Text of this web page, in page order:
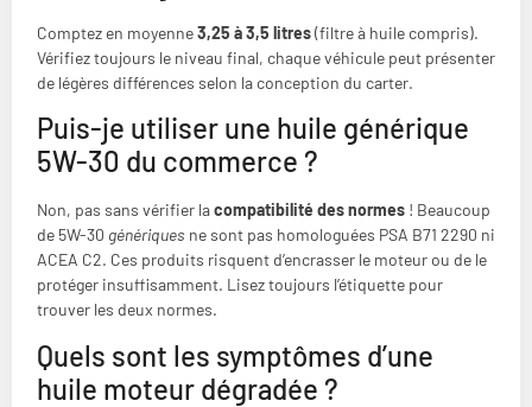
Comptez en moyenne3,25 à 3,5 litres(filtre à huile compris).
Vérifiez toujours le niveau final, chaque véhicule peut présenter
de légères différences selon la conception du carter.
Puis-je utiliser une huile générique
5W-30 du commerce ?
Non, pas sans vérifier lacompatibilité des normes ! Beaucoup
de 5W-30 génériques ne sont pas homologuées PSA B71 2290 ni
ACEA C2. Ces produits risquent d’encrasser le moteur ou de le
protéger insuffisamment. Lisez toujours l’étiquette pour
trouver les deux normes.
Quels sont les symptômes d’une
huile moteur dégradée ?